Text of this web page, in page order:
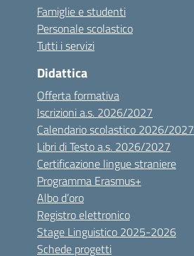
Famiglie e studenti
Personale scolastico
Tutti i servizi
Didattica
Offerta formativa
Iscrizioni a.s. 2026/2027
Calendario scolastico 2026/2027
Libri di Testo a.s. 2026/2027
Certificazione lingue straniere
Programma Erasmus+
Albo d’oro
Registro elettronico
Stage Linguistico 2025-2026
Schede progetti